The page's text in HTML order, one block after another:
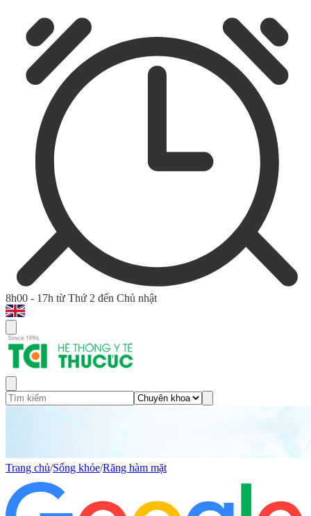
8h00 - 17h từ Thứ 2 đến Chủ nhật
Trang chủ/Sống khỏe/Răng hàm mặt